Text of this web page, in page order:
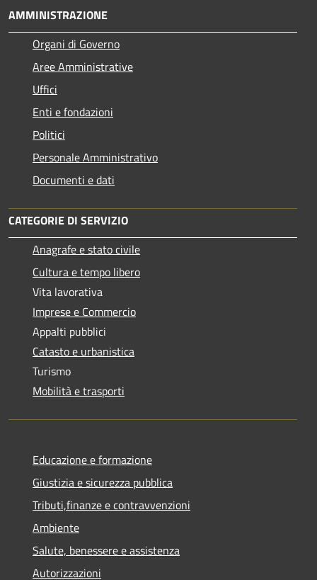
AMMINISTRAZIONE
Organi di Governo
Aree Amministrative
Uffici
Enti e fondazioni
Politici
Personale Amministrativo
Documenti e dati
CATEGORIE DI SERVIZIO
Anagrafe e stato civile
Cultura e tempo libero
Vita lavorativa
Imprese e Commercio
Appalti pubblici
Catasto e urbanistica
Turismo
Mobilità e trasporti
Educazione e formazione
Giustizia e sicurezza pubblica
Tributi,finanze e contravvenzioni
Ambiente
Salute, benessere e assistenza
Autorizzazioni